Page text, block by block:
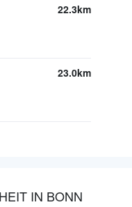
22.3km
23.0km
IN BONN